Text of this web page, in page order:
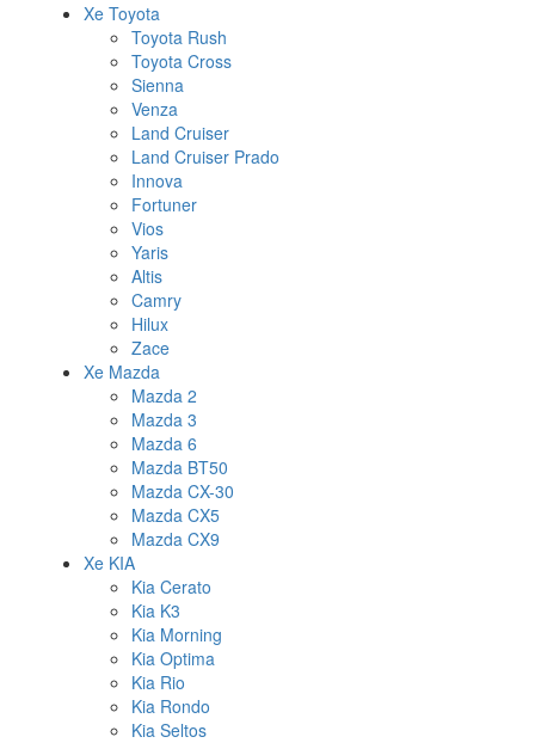
Xe Toyota
Toyota Rush
Toyota Cross
Sienna
Venza
Land Cruiser
Land Cruiser Prado
Innova
Fortuner
Vios
Yaris
Altis
Camry
Hilux
Zace
Xe Mazda
Mazda 2
Mazda 3
Mazda 6
Mazda BT50
Mazda CX-30
Mazda CX5
Mazda CX9
Xe KIA
Kia Cerato
Kia K3
Kia Morning
Kia Optima
Kia Rio
Kia Rondo
Kia Seltos